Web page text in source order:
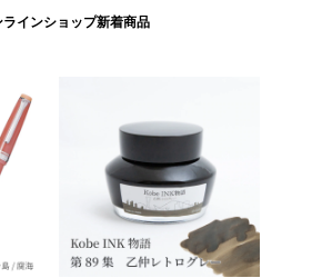
ラインショップ新着商品